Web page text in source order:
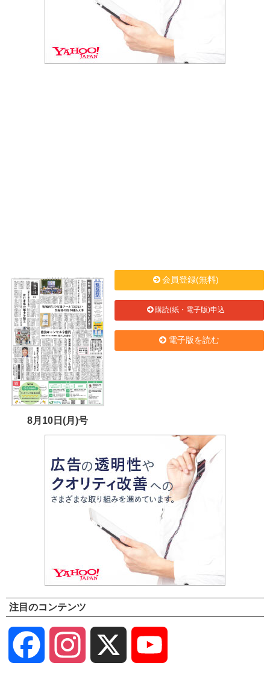
8月10日(月)号
会員登録(無料)
購読(紙・電子版)申込
電子版を読む
注目のコンテンツ
Facebook Instagram